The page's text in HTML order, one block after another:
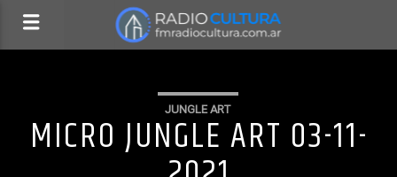
JUNGLE ART
MICRO JUNGLE ART 03-11-